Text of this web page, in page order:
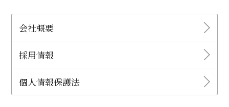
会社概要
採用情報
個人情報保護法